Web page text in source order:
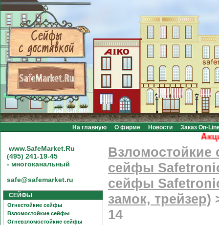
На главную О фирме Новости Заказ On-
Акция!
www.SafeMarket.Ru
(495) 241-19-45
- многоканальный
safe@safemarket.ru
СЕЙФЫ
Огнестойкие сейфы
Взломостойкие сейфы
Огневзломостойкие сейфы
сейфы
сейфы
замок, трейзер)
14